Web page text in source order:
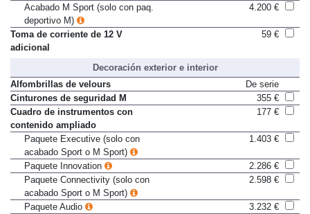
Acabado M Sport (solo con paq.
deportivo M)
4.200 €
Toma de corriente de 12 V
adicional
59 €
Decoración exterior e interior
Alfombrillas de velours
De serie
Cinturones de seguridad M
355 €
Cuadro de instrumentos con
contenido ampliado
177 €
Paquete Executive (solo con
acabado Sport o M Sport)
1.403 €
Paquete Innovation
2.286 €
Paquete Connectivity (solo con
acabado Sport o M Sport)
2.598 €
Paquete Audio
3.232 €